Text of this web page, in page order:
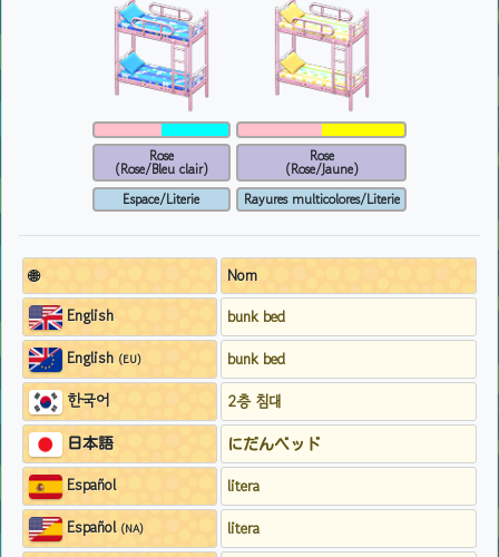
Rose
(Rose/Bleu clair)
Espace/Literie
Rose
(Rose/Jaune)
Rayures multicolores/Literie
🌐
Nom
English
bunk bed
English (EU)
bunk bed
한국어
2층 침대
日本語
にだんベッド
Español
litera
Español (NA)
litera